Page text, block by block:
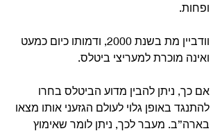
ופחות.
וודביין מת בשנת 2000, ודמותו כיום כמעט
ואינה מוכרת למעריצי ביטלס.
אם כך, ניתן להבין מדוע הביטלס בחרו
להתנגד באופן גלוי לעולם הגזעני אותו מצאו
בארה”ב. מעבר לכך, ניתן לומר שאימוץ